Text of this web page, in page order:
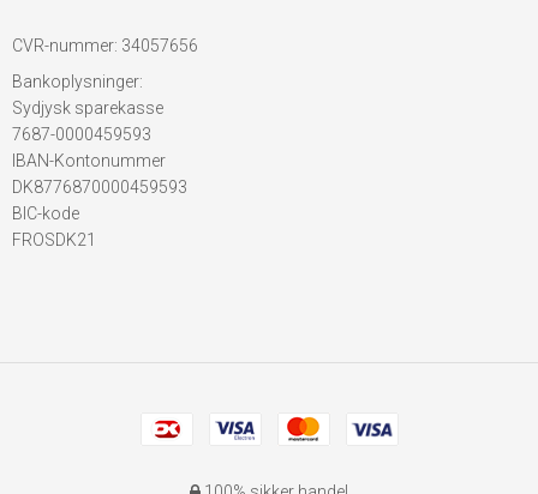
CVR-nummer: 34057656
Bankoplysninger:
Sydjysk sparekasse
7687-0000459593
IBAN-Kontonummer
DK8776870000459593
BIC-kode
FROSDK21